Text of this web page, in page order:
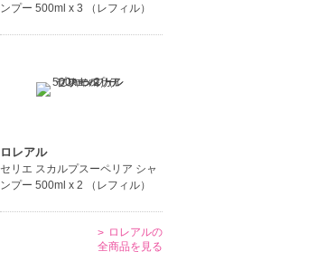
ンプー 500ml x 3 （レフィル）
ロレアル
セリエ スカルプスーペリア シャ
ンプー 500ml x 2 （レフィル）
ロレアルの
全商品を見る